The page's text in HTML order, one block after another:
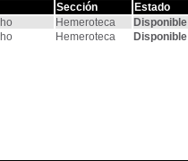
Sección
Estado
Hemeroteca
Disponible
Hemeroteca Disponible